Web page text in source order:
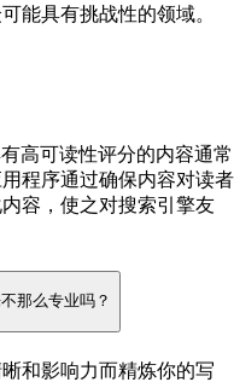
能具有挑战性的领域。
高可读性评分的内容通常
程序通过确保内容对读者
容，使之对搜索引擎友
那么专业吗？
和影响力而精炼你的写